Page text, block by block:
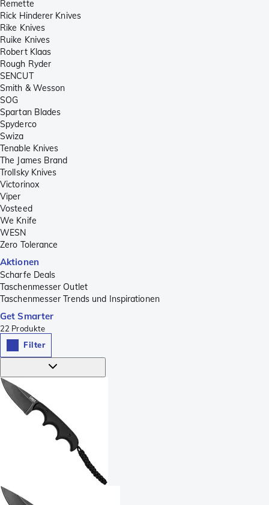
Remette
Rick Hinderer Knives
Rike Knives
Ruike Knives
Robert Klaas
Rough Ryder
SENCUT
Smith & Wesson
SOG
Spartan Blades
Spyderco
Swiza
Tenable Knives
The James Brand
Trollsky Knives
Victorinox
Viper
Vosteed
We Knife
WESN
Zero Tolerance
Aktionen
Scharfe Deals
Taschenmesser Outlet
Taschenmesser Trends und Inspirationen
Get Smarter
22 Produkte
Filter